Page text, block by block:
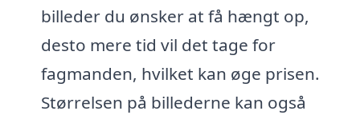
billeder du ønsker at få hængt op,
desto mere tid vil det tage for
fagmanden, hvilket kan øge prisen.
Størrelsen på billederne kan også